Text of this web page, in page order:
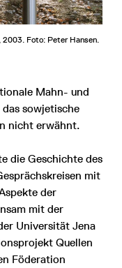
Foto: Peter Hansen.
Mahn- und
sowjetische
nicht erwähnt.
die Geschichte des
mit
der
mit der
Universität Jena
Quellen
Föderation